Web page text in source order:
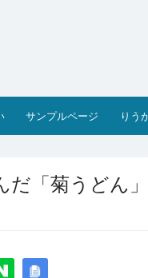
サンプルページ りう
だ「菊うどん